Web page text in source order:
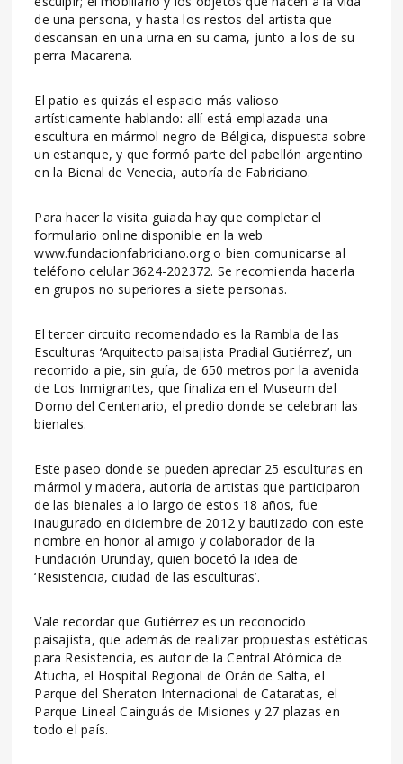
de una persona, y hasta los restos del artista que
descansan en una urna en su cama, junto a los de su
perra Macarena.
El patio es quizás el espacio más valioso
artísticamente hablando: allí está emplazada una
escultura en mármol negro de Bélgica, dispuesta sobre
un estanque, y que formó parte del pabellón argentino
en la Bienal de Venecia, autoría de Fabriciano.
Para hacer la visita guiada hay que completar el
formulario online disponible en la web
www.fundacionfabriciano.org o bien comunicarse al
teléfono celular 3624-202372. Se recomienda hacerla
en grupos no superiores a siete personas.
El tercer circuito recomendado es la Rambla de las
Esculturas ‘Arquitecto paisajista Pradial Gutiérrez’, un
recorrido a pie, sin guía, de 650 metros por la avenida
de Los Inmigrantes, que finaliza en el Museum del
Domo del Centenario, el predio donde se celebran las
bienales.
Este paseo donde se pueden apreciar 25 esculturas en
mármol y madera, autoría de artistas que participaron
de las bienales a lo largo de estos 18 años, fue
inaugurado en diciembre de 2012 y bautizado con este
nombre en honor al amigo y colaborador de la
Fundación Urunday, quien bocetó la idea de
‘Resistencia, ciudad de las esculturas’.
Vale recordar que Gutiérrez es un reconocido
paisajista, que además de realizar propuestas estéticas
para Resistencia, es autor de la Central Atómica de
Atucha, el Hospital Regional de Orán de Salta, el
Parque del Sheraton Internacional de Cataratas, el
Parque Lineal Cainguás de Misiones y 27 plazas en
todo el país.